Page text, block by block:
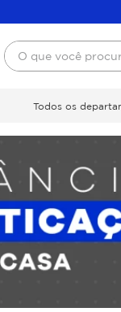
O que você
Todos os